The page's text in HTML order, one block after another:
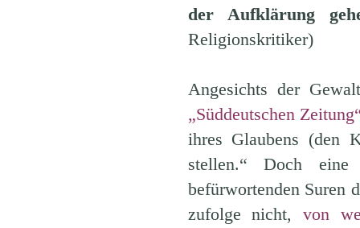
der Aufklärung
Religionskritiker)
Angesichts der
„Süddeutschen
ihres Glaubens (den
stellen.“ Doch eine
befürwortenden Suren
zufolge nicht,von